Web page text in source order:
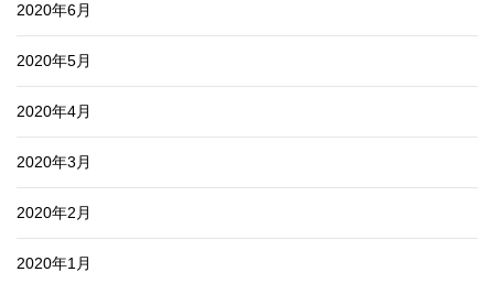
2020年6月
2020年5月
2020年4月
2020年3月
2020年2月
2020年1月